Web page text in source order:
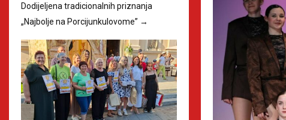
Dodijeljena tradicionalnih priznanja
„Najbolje na Porcijunkulovome” →